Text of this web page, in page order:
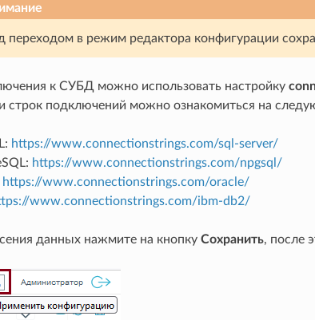
переходом в режим редактора конфигурации
к СУБД можно использовать настройку
строк подключений можно ознакомиться на
https://www.connectionstrings.com/sql-server/
https://www.connectionstrings.com/npgsql/
https://www.connectionstrings.com/oracle/
www.connectionstrings.com/ibm-db2/
данных нажмите на кнопку Сохранить, после